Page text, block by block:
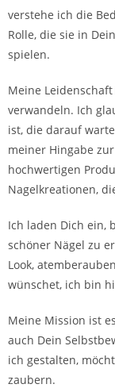
verstehe ich die
Rolle, die sie in
spielen.
Meine
verwandeln. Ich
ist, die darauf
meiner Hingabe
hochwertigen
Nagelkreationen,
Ich laden Dich ein,
schöner Nägel zu
Look,
wünschet, ich bin
Meine Mission ist
auch Dein
ich gestalten,
zaubern.